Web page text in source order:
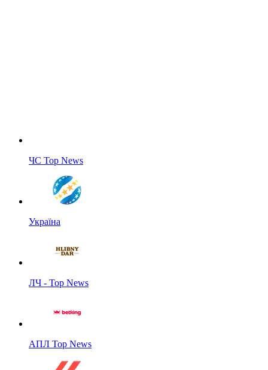
ЧС Top News
Україна
ЛЧ - Top News
АПЛ Top News